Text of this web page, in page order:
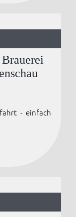
- einfach